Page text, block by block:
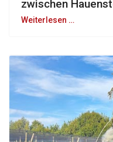
zwischen
Weiterlesen …